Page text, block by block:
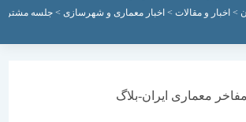
و مقالات>اخبار معماری و شهرسازی>جلسه مشترک اعضای